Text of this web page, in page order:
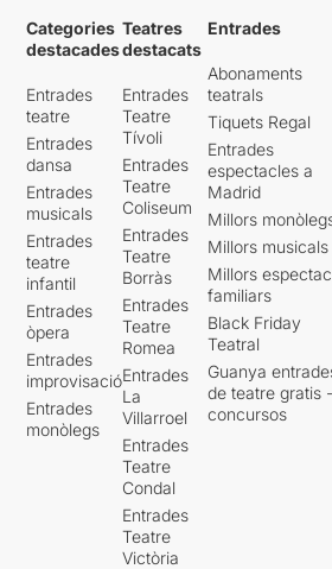
Categories
destacades
Entrades
teatre
Entrades
dansa
Entrades
musicals
Entrades
teatre
infantil
Entrades
òpera
Entrades
improvisació
Entrades
monòlegs
Teatres
destacats
Entrades
Teatre
Tívoli
Entrades
Teatre
Coliseum
Entrades
Teatre
Borràs
Entrades
Teatre
Romea
Entrades
La
Villarroel
Entrades
Teatre
Condal
Entrades
Teatre
Victòria
Entrades
Abonaments
teatrals
Tiquets Regal
Entrades
espectacles a
Madrid
Millors
Millors musicals
Millors
familiars
Black Friday
Teatral
Guanya
de teatre gratis -
concursos